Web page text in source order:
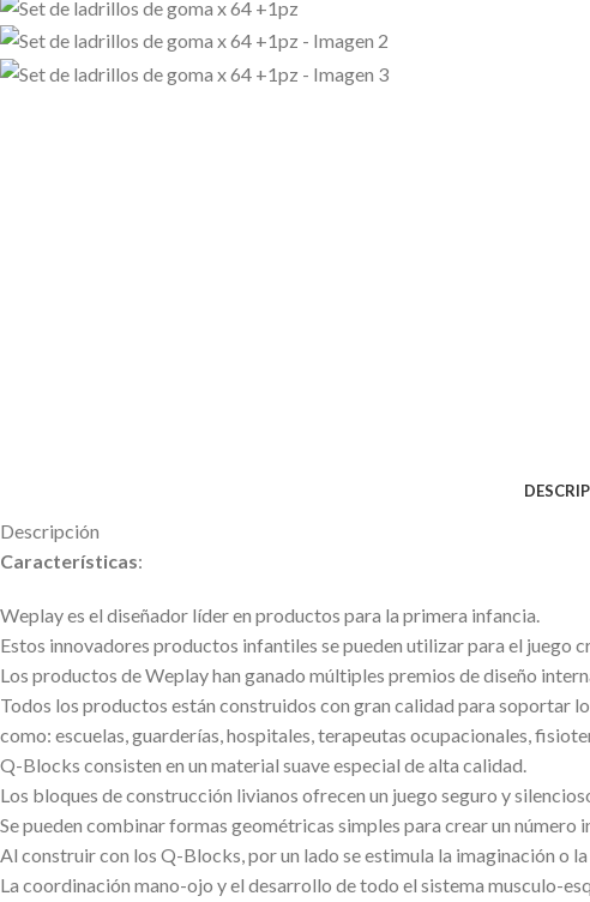
Descripción
Características:
Weplay es el diseñador líder en productos para la primera infancia.
Estos innovadores productos infantiles se pueden utilizar para el
Los productos de Weplay han ganado múltiples premios de diseño
Todos los productos están construidos con gran calidad para soportar
como: escuelas, guarderías, hospitales, terapeutas ocupacionales,
Q-Blocks consisten en un material suave especial de alta calidad.
Los bloques de construcción livianos ofrecen un juego seguro y
Se pueden combinar formas geométricas simples para crear un
Al construir con los Q-Blocks, por un lado se estimula la imaginación o
La coordinación mano-ojo y el desarrollo de todo el sistema musculo-